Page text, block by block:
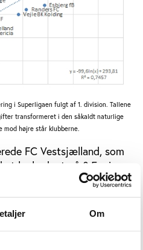
Om
i Superligaen fulgt af 1. division. Tallene
transformeret i den såkaldt naturlige
højre står klubberne.
FC Vestsjælland, som
et lønbudget på 8,5 mio.
6. plads i 1. division i
til en 18. plads i
og 1.